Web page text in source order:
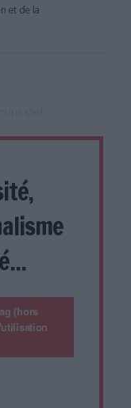
et de la
(hors